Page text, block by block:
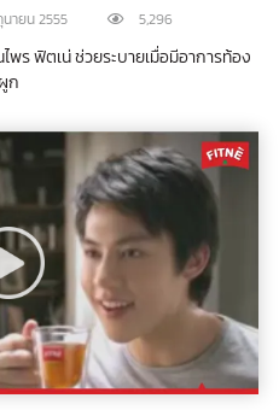
นายน 2555 5,296
พร ฟิตเน่ ช่วยระบายเมื่อมีอาการท้อง
ผูก